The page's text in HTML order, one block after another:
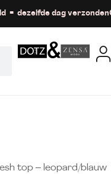
= dezelfde dag verzonden
top – leopard/blauw